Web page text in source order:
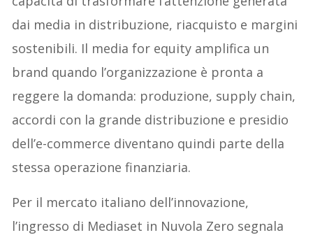
dai media in distribuzione, riacquisto e margini
sostenibili. Il media for equity amplifica un
brand quando l’organizzazione è pronta a
reggere la domanda: produzione, supply chain,
accordi con la grande distribuzione e presidio
dell’e-commerce diventano quindi parte della
stessa operazione finanziaria.
Per il mercato italiano dell’innovazione,
l’ingresso di Mediaset in Nuvola Zero segnala